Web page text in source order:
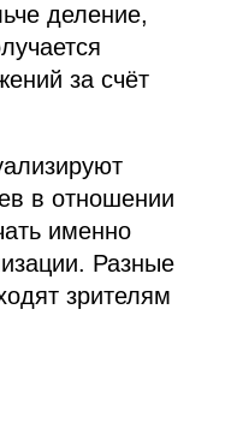
деление,
за счёт
в отношении
именно
Разные
зрителям